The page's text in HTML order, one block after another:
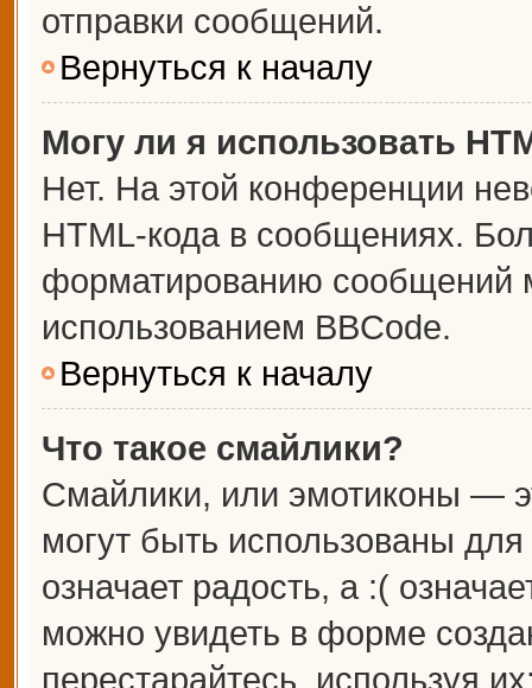
отправки сообщений.
Вернуться к началу
Могу ли я использовать
Нет. На этой конференции
HTML-кода в сообщениях.
форматированию сообщений
использованием BBCode.
Вернуться к началу
Что такое смайлики?
Смайлики, или эмотиконы —
могут быть использованы
означает радость, а :(
можно увидеть в форме
перестарайтесь, используя